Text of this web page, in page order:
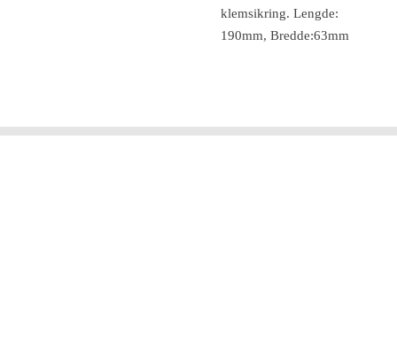
klemsikring. Lengde:
190mm, Bredde:63mm